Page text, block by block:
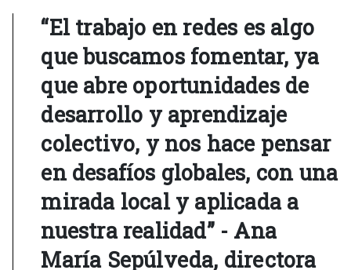
“El trabajo en redes es algo
que buscamos fomentar, ya
que abre oportunidades de
desarrollo y aprendizaje
colectivo, y nos hace pensar
en desafíos globales, con una
mirada local y aplicada a
nuestra realidad” - Ana
María Sepúlveda, directora